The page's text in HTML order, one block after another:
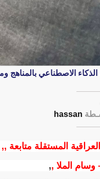
الذكاء الاصطناعي
hassan
العراقية المستقلة متابعة ,,
وسام الملا ,,